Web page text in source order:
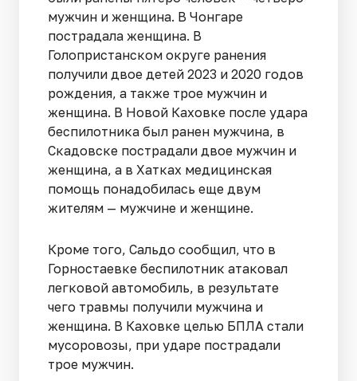
мужчин и женщина. В Чонгаре
пострадала женщина. В
Голопристанском округе ранения
получили двое детей 2023 и 2020 годов
рождения, а также трое мужчин и
женщина. В Новой Каховке после удара
беспилотника был ранен мужчина, в
Скадовске пострадали двое мужчин и
женщина, а в Хатках медицинская
помощь понадобилась еще двум
жителям — мужчине и женщине.
Кроме того, Сальдо сообщил, что в
Горностаевке беспилотник атаковал
легковой автомобиль, в результате
чего травмы получили мужчина и
женщина. В Каховке целью БПЛА стали
мусоровозы, при ударе пострадали
трое мужчин.